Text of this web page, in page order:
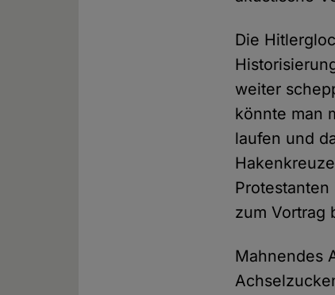
Die
weiter
könnte man
laufen und
zum Vortrag
Mahnendes